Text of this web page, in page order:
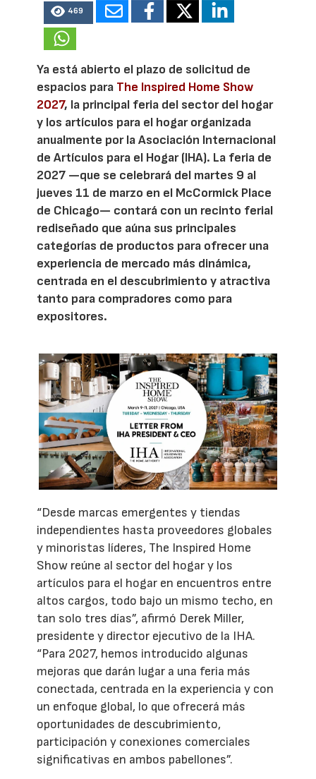
469
Ya está abierto el plazo de solicitud de
espacios para The Inspired Home Show
2027, la principal feria del sector del hogar
y los artículos para el hogar organizada
anualmente por la Asociación Internacional
de Artículos para el Hogar (IHA). La feria de
2027 —que se celebrará del martes 9 al
jueves 11 de marzo en el McCormick Place
de Chicago— contará con un recinto ferial
rediseñado que aúna sus principales
categorías de productos para ofrecer una
experiencia de mercado más dinámica,
centrada en el descubrimiento y atractiva
tanto para compradores como para
expositores.
“Desde marcas emergentes y tiendas
independientes hasta proveedores globales
y minoristas líderes, The Inspired Home
Show reúne al sector del hogar y los
artículos para el hogar en encuentros entre
altos cargos, todo bajo un mismo techo, en
tan solo tres días”, afirmó Derek Miller,
presidente y director ejecutivo de la IHA.
“Para 2027, hemos introducido algunas
mejoras que darán lugar a una feria más
conectada, centrada en la experiencia y con
un enfoque global, lo que ofrecerá más
oportunidades de descubrimiento,
participación y conexiones comerciales
significativas en ambos pabellones”.